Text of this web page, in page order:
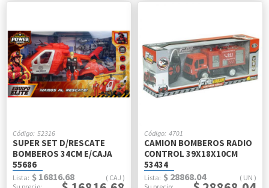
52316
SUPER SET D/RESCATE
BOMBEROS 34CM E/CAJA
55686
CAJ
$ 16816.68
4701
CAMION BOMBEROS RADIO
CONTROL 39X18X10CM
53434
UN
$ 28868.04